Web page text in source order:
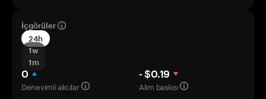
İçgörüler
24h
1w
1m
0
Deneyimli alıcılar
- $0.19
Alım baskısı